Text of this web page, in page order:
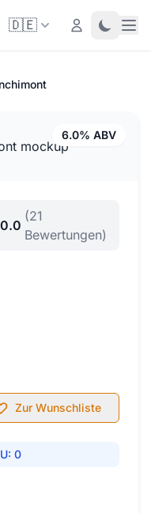
🇩🇪 Login Toggle
6.0% ABV
0.0
(21
Bewertungen)
Zur Wunschliste
0